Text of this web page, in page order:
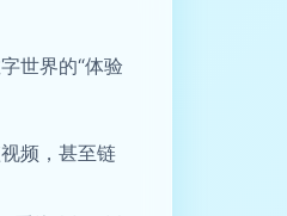
世界的“体验
频，甚至链